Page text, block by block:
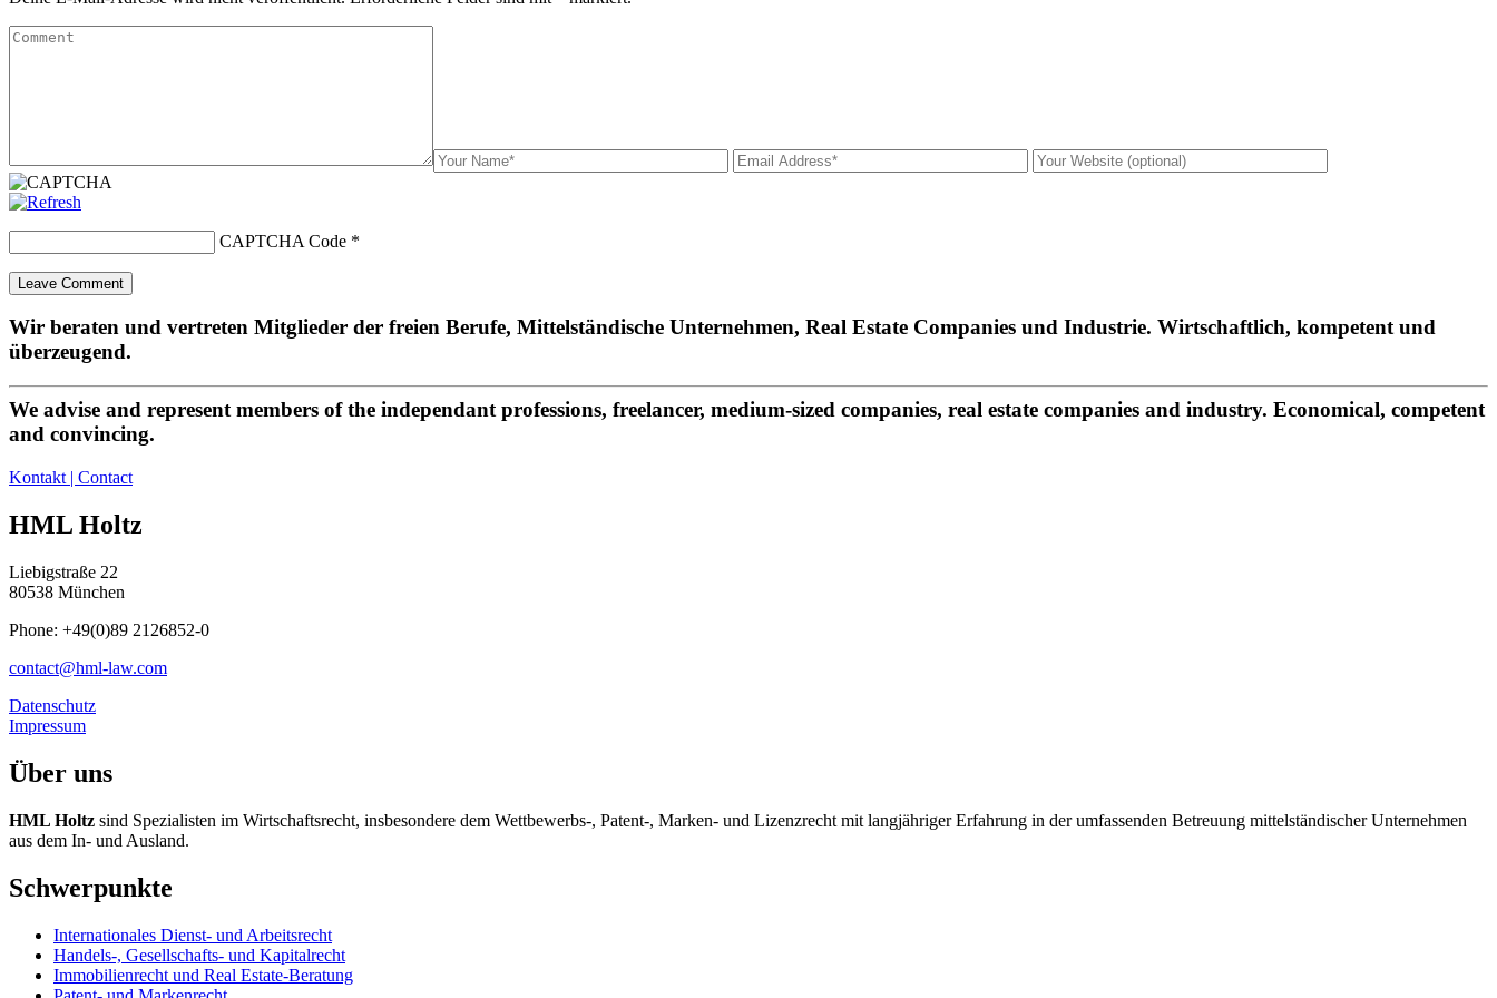
CAPTCHA Code *
Wir beraten und vertreten Mitglieder der freien Berufe, Mittelständische Unternehmen, Real Estate Companies und Industrie. Wirtschaftlich, kompetent und
überzeugend.
We advise and represent members of the independant professions, freelancer, medium-sized companies, real estate companies and industry. Economical, competent
and convincing.
Kontakt | Contact
HML Holtz
Liebigstraße 22
80538 München
Phone: +49(0)89 2126852-0
contact@hml-law.com
Datenschutz
Impressum
Über uns
HML Holtz sind Spezialisten im Wirtschaftsrecht, insbesondere dem Wettbewerbs-, Patent-, Marken- und Lizenzrecht mit langjähriger Erfahrung in der umfassenden Betreuung mittelständischer Unternehmen
aus dem In- und Ausland.
Schwerpunkte
Internationales Dienst- und Arbeitsrecht
Handels-, Gesellschafts- und Kapitalrecht
Immobilienrecht und Real Estate-Beratung